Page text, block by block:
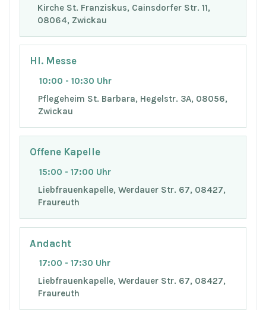
Kirche St. Franziskus, Cainsdorfer Str. 11,
08064, Zwickau
Hl. Messe
10:00 - 10:30 Uhr
Pflegeheim St. Barbara, Hegelstr. 3A, 08056,
Zwickau
Offene Kapelle
15:00 - 17:00 Uhr
Liebfrauenkapelle, Werdauer Str. 67, 08427,
Fraureuth
Andacht
17:00 - 17:30 Uhr
Liebfrauenkapelle, Werdauer Str. 67, 08427,
Fraureuth